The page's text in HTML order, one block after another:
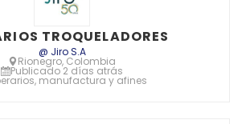
TROQUELADORES
@ Jiro S.A
Rionegro, Colombia
Publicado 2 días atrás
manufactura y afines